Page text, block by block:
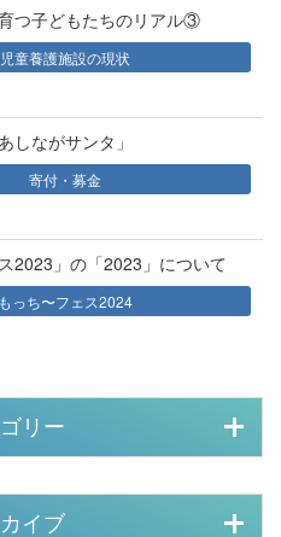
つ子どもたちのリアル③
児童養護施設の現状
しながサンタ」
寄付・募金
2023」の「2023」について
もっち〜フェス2024
リー
イブ